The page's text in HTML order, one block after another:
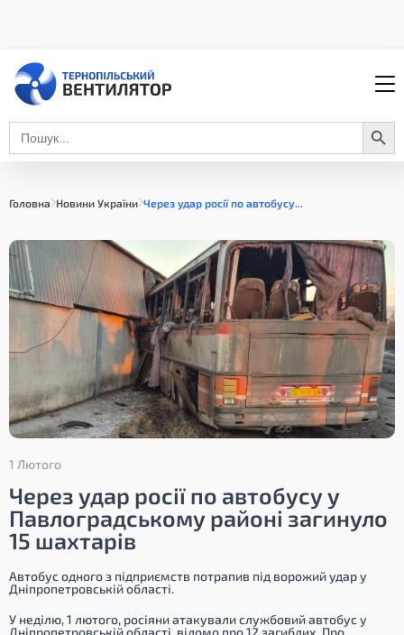
Search
for:
Search Button
Головна Новини України Через удар росії по автобусу...
1 Лютого
Через удар росії по автобусу у
Павлоградському районі загинуло
15 шахтарів
Автобус одного з підприємств потрапив під ворожий удар у
Дніпропетровській області.
У неділю, 1 лютого, росіяни атакували службовий автобус у
Дніпропетровській області, відомо про 12 загиблих. Про